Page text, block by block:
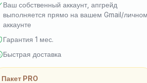
Ваш собственный аккаунт, апгрейд
выполняется прямо на вашем Gmail/личном
аккаунте
Гарантия 1 мес.
Быстрая доставка
Пакет PRO